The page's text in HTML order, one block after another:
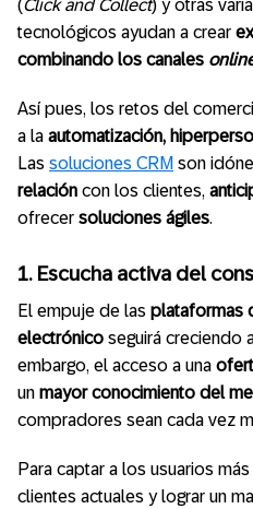
(Click and Collect) y otras
tecnológicos ayudan a crear
combinando los canales
Así pues, los retos del
a la automatización,
Las soluciones CRM son
relación con los clientes,
ofrecer soluciones ágiles.
1. Escucha activa del
El empuje de las plataformas
electrónico seguirá creciendo
embargo, el acceso a una
un mayor conocimiento del
compradores sean cada vez
Para captar a los usuarios
clientes actuales y lograr un